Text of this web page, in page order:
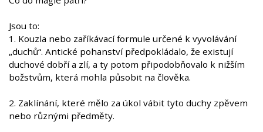
Jsou to:
1. Kouzla nebo zaříkávací formule určené k vyvolávání
„duchů“. Antické pohanství předpokládalo, že existují
duchové dobří a zlí, a ty potom připodobňovalo k nižším
božstvům, která mohla působit na člověka.
2. Zaklínání, které mělo za úkol vábit tyto duchy zpěvem
nebo různými předměty.